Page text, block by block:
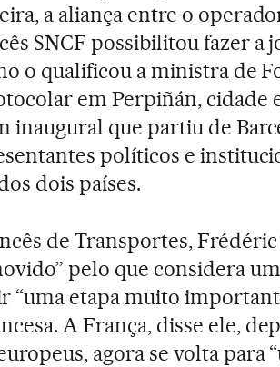
a aliança entre o
SNCF possibilitou fazer a
o qualificou a ministra de
em Perpiñán, cidade
inaugural que partiu de
políticos e
dois países.
de Transportes,
pelo que considera
“uma etapa muito
A França, disse ele,
agora se volta para